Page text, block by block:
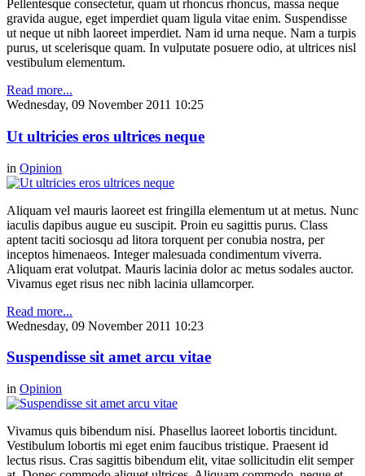
Pellentesque consectetur, quam ut rhoncus rhoncus, massa neque
gravida augue, eget imperdiet quam ligula vitae enim. Suspendisse
ut neque ut nibh laoreet imperdiet. Nam id urna neque. Nam a turpis
purus, ut scelerisque quam. In vulputate posuere odio, at ultrices nisl
vestibulum elementum.
Read more...
Wednesday, 09 November 2011 10:25
Ut ultricies eros ultrices neque
in Opinion
Aliquam vel mauris laoreet est fringilla elementum ut at metus. Nunc
iaculis dapibus augue eu suscipit. Proin eu sagittis purus. Class
aptent taciti sociosqu ad litora torquent per conubia nostra, per
inceptos himenaeos. Integer malesuada condimentum viverra.
Aliquam erat volutpat. Mauris lacinia dolor ac metus sodales auctor.
Vivamus eget risus nec nibh lacinia ullamcorper.
Read more...
Wednesday, 09 November 2011 10:23
Suspendisse sit amet arcu vitae
in Opinion
Vivamus quis bibendum nisi. Phasellus laoreet lobortis tincidunt.
Vestibulum lobortis mi eget enim faucibus tristique. Praesent id
lectus risus. Cras sagittis bibendum elit, vitae sollicitudin elit semper